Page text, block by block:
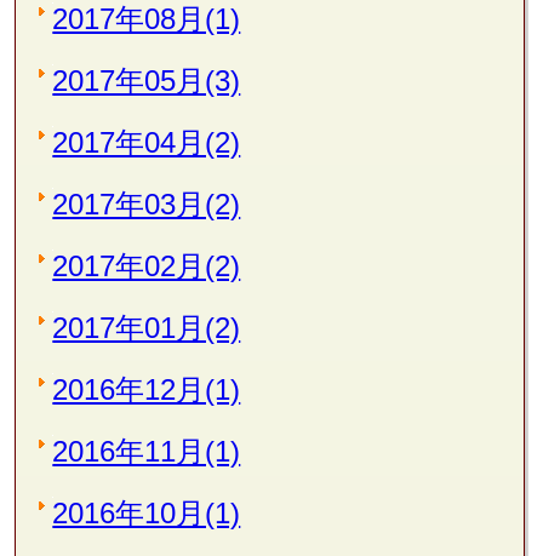
2017年08月(1)
2017年05月(3)
2017年04月(2)
2017年03月(2)
2017年02月(2)
2017年01月(2)
2016年12月(1)
2016年11月(1)
2016年10月(1)